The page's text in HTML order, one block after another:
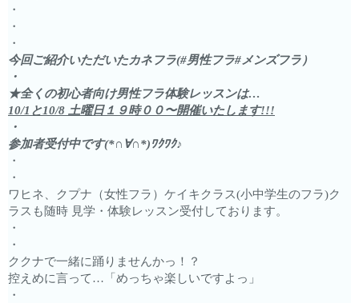
・
・
・
今回ご紹介いただいたカネフラ(#男性フラ#メンズフラ）
・
★全くの初心者向け男性フラ体験レッスンは…
10/1と10/8 土曜日１９時００〜開催いたします!!!
・
参加者受付中です(*∩∀∩*)ﾜｸﾜｸ♪
・
・
ワヒネ、クプナ（女性フラ）ケイキクラス(小中学生のフラ)ク
ラスも随時 見学・体験レッスン受付しております。
・
・
ククナで一緒に踊りませんかっ！？
控えめに言って…「めっちゃ楽しいですよっ」
・